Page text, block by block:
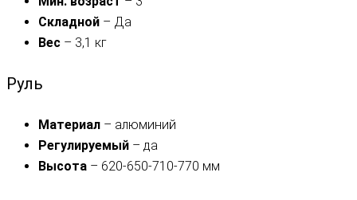
Складной – Да
Вес – 3,1 кг
Руль
Материал – алюминий
Регулируемый – да
Высота – 620-650-710-770 мм